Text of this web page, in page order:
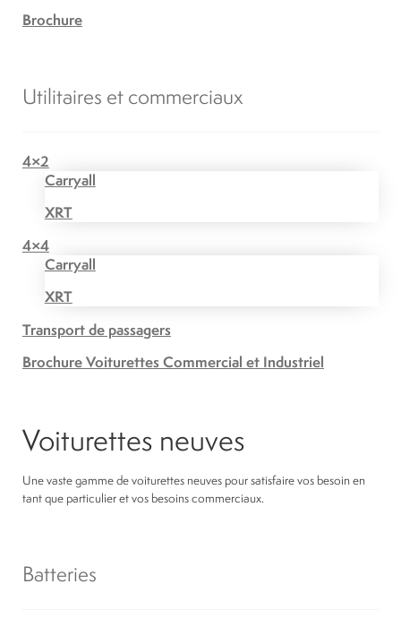
Brochure
Utilitaires et commerciaux
4×2
Carryall
XRT
4×4
Carryall
XRT
Transport de passagers
Brochure Voiturettes Commercial et Industriel
Voiturettes neuves
Une vaste gamme de voiturettes neuves pour satisfaire vos besoin en
tant que particulier et vos besoins commerciaux.
Batteries